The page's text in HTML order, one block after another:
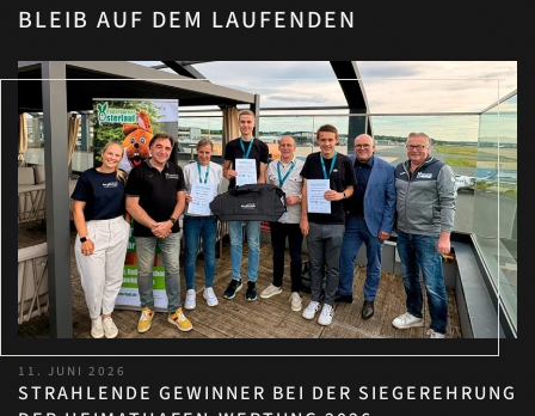
BLEIB AUF DEM LAUFENDEN
11. JUNI 2026
STRAHLENDE GEWINNER BEI DER SIEGEREHRUNG